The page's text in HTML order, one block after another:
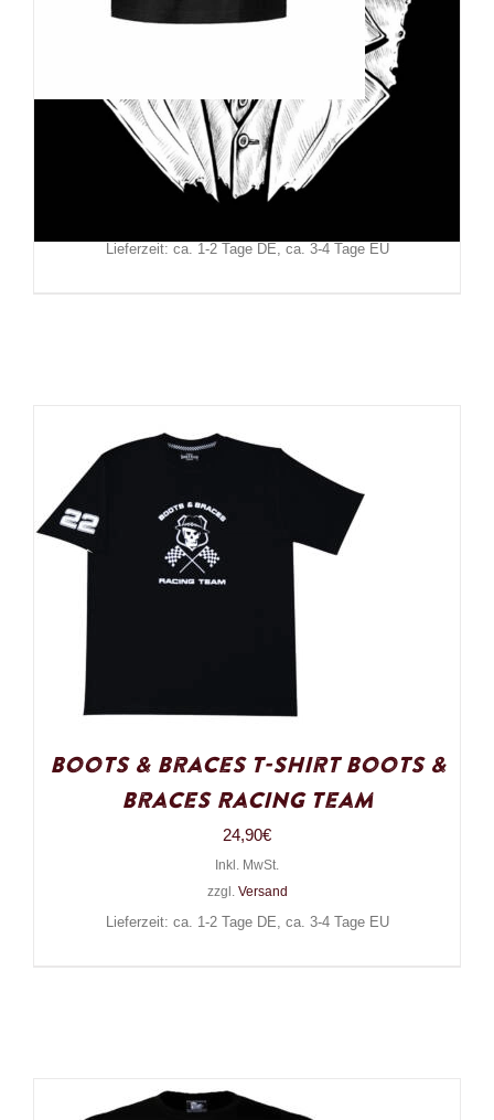
Hysteria Ink T-Shirt Joker Two
29,90€
Inkl. MwSt.
Lieferzeit: ca. 1-2 Tage DE, ca. 3-4 Tage EU
Boots & Braces T-Shirt Boots &
Braces Racing Team
24,90€
Inkl. MwSt.
zzgl. Versand
Lieferzeit: ca. 1-2 Tage DE, ca. 3-4 Tage EU